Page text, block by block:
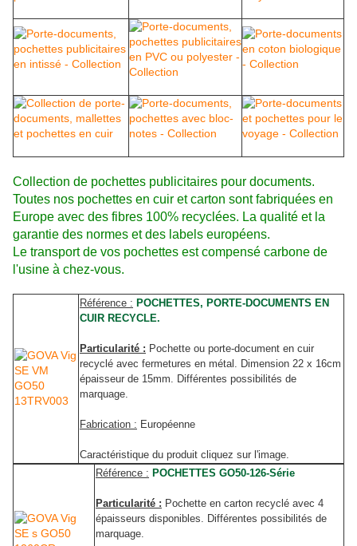
Collection de pochettes publicitaires pour documents.
Toutes nos pochettes en cuir et carton sont fabriquées en
Europe avec des fibres 100% recyclées. La qualité et la
garantie des normes et des labels européens.
Le transport de vos pochettes est compensé carbone de
l'usine à chez-vous.
Référence : POCHETTES, PORTE-DOCUMENTS EN
CUIR RECYCLE.
Particularité : Pochette ou porte-document en cuir
recyclé avec fermetures en métal. Dimension 22 x 16cm
épaisseur de 15mm. Différentes possibilités de
marquage.
Fabrication : Européenne
Caractéristique du produit cliquez sur l'image.
Référence : POCHETTES GO50-126-Série
Particularité : Pochette en carton recyclé avec 4
épaisseurs disponibles. Différentes possibilités de
marquage.